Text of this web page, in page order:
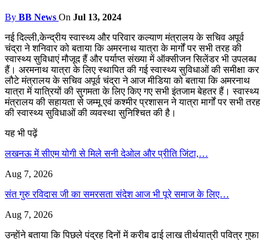
By BB News On Jul 13, 2024
नई दिल्ली,केन्द्रीय स्वास्थ्य और परिवार कल्याण मंत्रालय के सचिव अपूर्व
चंद्रा ने शनिवार को बताया कि अमरनाथ यात्रा के मार्गों पर सभी तरह की
स्वास्थ्य सुविधाएं मौजूद हैं और पर्याप्त संख्या में ऑक्सीजन सिलेंडर भी उपलब्ध
हैं। अरमनाथ यात्रा के लिए स्थापित की गई स्वास्थ्य सुविधाओं की समीक्षा कर
लौटे मंत्रालय के सचिव अपूर्व चंद्रा ने आज मीडिया को बताया कि अमरनाथ
यात्रा में यात्रियों की सुगमता के लिए किए गए सभी इंतजाम बेहतर हैं। स्वास्थ्य
मंत्रालय की सहायता से जम्मू एवं कश्मीर प्रशासन ने यात्रा मार्गों पर सभी तरह
की स्वास्थ्य सुविधाओं की व्यवस्था सुनिश्चित की है।
यह भी पढ़ें
लखनऊ में सीएम योगी से मिले सनी देओल और प्रीति जिंटा,…
Aug 7, 2026
संत गुरु रविदास जी का समरसता संदेश आज भी पूरे समाज के लिए…
Aug 7, 2026
उन्हाेंने बताया कि पिछले पंद्रह दिनों में करीब ढाई लाख तीर्थयात्री पवित्र गुफा